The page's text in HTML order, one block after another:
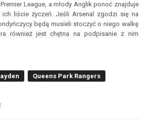
League, a młody Anglik ponoć znajduje
liście życzeń. Jeśli Arsenal zgodzi się na
będą musieli stoczyć o niego walkę
również jest chętna na podpisanie z nim
Queens Park Rangers